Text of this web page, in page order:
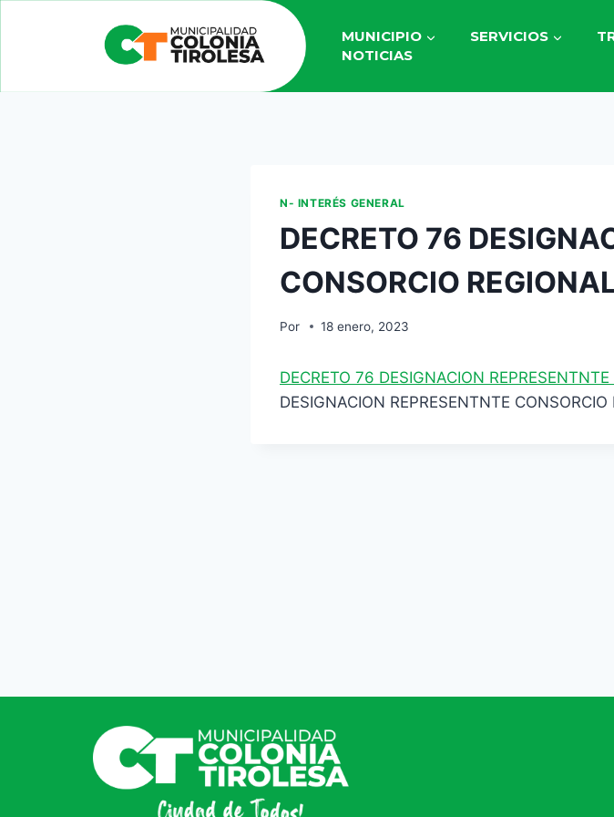
MUNICIPIO SERVICIOS
NOTICIAS
N- INTERÉS GENERAL
DECRETO 76
CONSORCIO
Por 18 enero, 2023
DECRETO 76 DESIGNACION
DESIGNACION REPRESENTNTE